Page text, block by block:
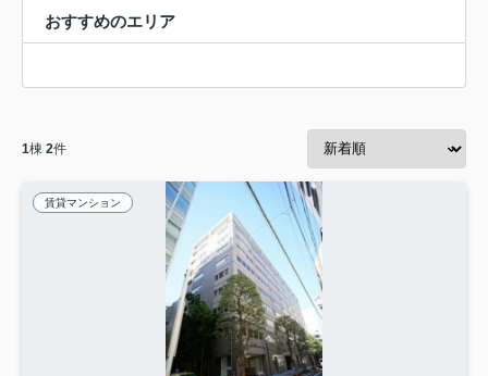
おすすめのエリア
1棟 2件
賃貸マンション